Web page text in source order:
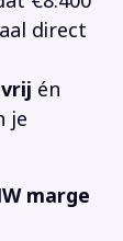
direct
én
je
marge